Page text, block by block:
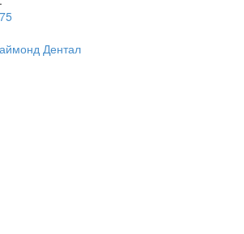
Дентал